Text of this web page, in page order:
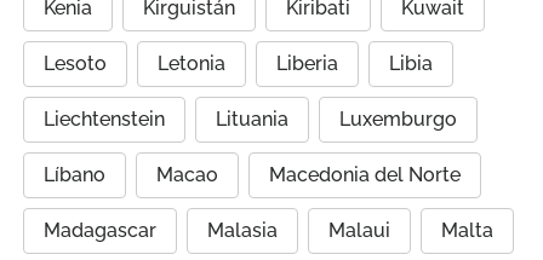
Kenia Kirguistán Kiribati Kuwait
Lesoto Letonia Liberia Libia
Liechtenstein Lituania Luxemburgo
Líbano Macao Macedonia del Norte
Madagascar Malasia Malaui Malta